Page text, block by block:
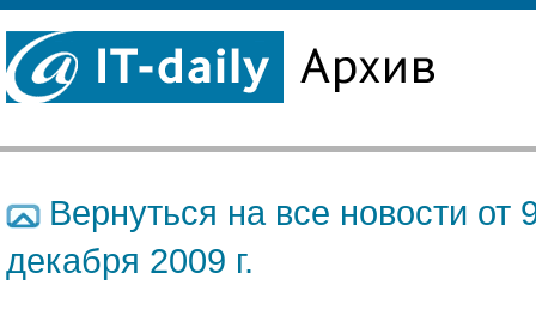
Вернуться на все новости от
декабря 2009 г.